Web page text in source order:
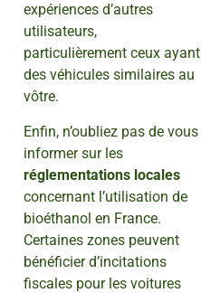
expériences d’autres
utilisateurs,
particulièrement ceux ayant
des véhicules similaires au
vôtre.
Enfin, n’oubliez pas de vous
informer sur les
réglementations locales
concernant l’utilisation de
bioéthanol en France.
Certaines zones peuvent
bénéficier d’incitations
fiscales pour les voitures